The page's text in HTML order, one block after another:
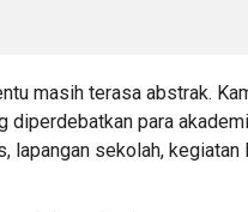
masih terasa abstrak.
diperdebatkan para
lapangan sekolah, kegiatan